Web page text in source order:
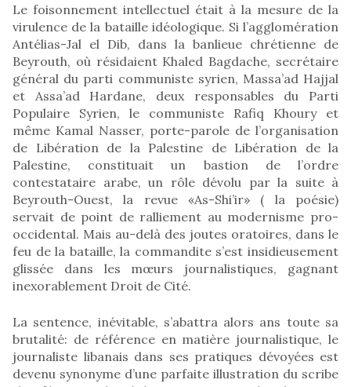
Le foisonnement intellectuel était à la mesure de la
virulence de la bataille idéologique. Si l’agglomération
Antélias-Jal el Dib, dans la banlieue chrétienne de
Beyrouth, où résidaient Khaled Bagdache, secrétaire
général du parti communiste syrien, Massa’ad Hajjal
et Assa’ad Hardane, deux responsables du Parti
Populaire Syrien, le communiste Rafiq Khoury et
même Kamal Nasser, porte-parole de l’organisation
de Libération de la Palestine de Libération de la
Palestine, constituait un bastion de l’ordre
contestataire arabe, un rôle dévolu par la suite à
Beyrouth-Ouest, la revue «As-Shi’ir» ( la poésie)
servait de point de ralliement au modernisme pro-
occidental. Mais au-delà des joutes oratoires, dans le
feu de la bataille, la commandite s’est insidieusement
glissée dans les mœurs journalistiques, gagnant
inexorablement Droit de Cité.
La sentence, inévitable, s’abattra alors ans toute sa
brutalité: de référence en matière journalistique, le
journaliste libanais dans ses pratiques dévoyées est
devenu synonyme d’une parfaite illustration du scribe